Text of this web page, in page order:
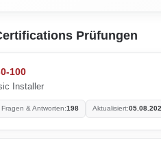
Prüfungen
100
Installer
Fragen & Antworten:198 Aktualisiert: